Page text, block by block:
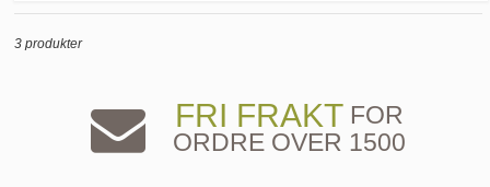
3 produkter
FRI FRAKTFOR
ORDRE OVER 1500